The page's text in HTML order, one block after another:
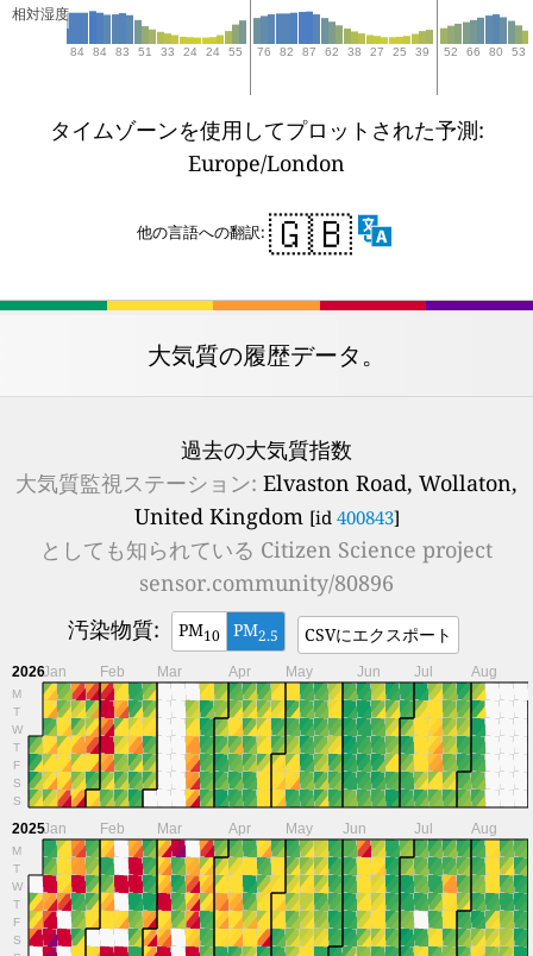
相対湿度
84 84 83 51 33 24 24 55 76 82 87 62 38 27 25 39 52 66 80 53
タイムゾーンを使用してプロットされた予測:
Europe/London
他の言語への翻訳: 🇬🇧
大気質の履歴データ。
過去の大気質指数
大気質監視ステーション: Elvaston Road, Wollaton,
United Kingdom [id 400843]
としても知られている Citizen Science project
sensor.community/80896
汚染物質:
PM10 PM2.5 CSVにエクスポート
2026
M
T
W
T
F
S
S
Jan Feb Mar Apr May Jun Jul Aug
2025
M
T
W
T
F
S
Jan Feb Mar Apr May Jun Jul Aug